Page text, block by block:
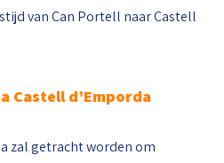
van Can Portell naar Castell
Castell d’Emporda
zal getracht worden om